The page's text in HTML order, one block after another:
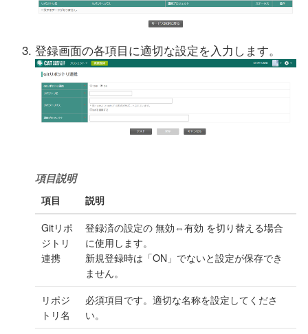
登録画面の各項目に適切な設定を入力します。
項目説明
項目
説明
Gitリポ
ジトリ
連携
登録済の設定の 無効⇔有効 を切り替える場合
に使用します。
新規登録時は「ON」でないと設定が保存でき
ません。
リポジ
トリ名
必須項目です。適切な名称を設定してくださ
い。